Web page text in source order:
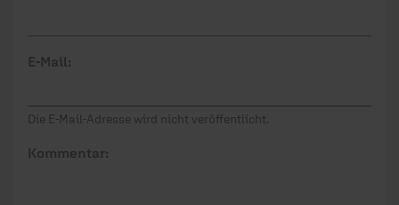
E-Mail:
Die E-Mail-Adresse wird nicht veröffentlicht.
Kommentar: